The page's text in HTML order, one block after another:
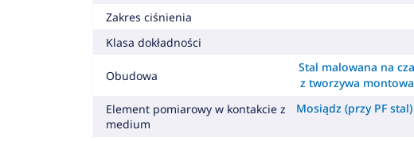
Zakres ciśnienia
Klasa dokładności
Obudowa
Stal malowana na
z tworzywa
Element pomiarowy w kontakcie z
medium
Mosiądz (przy PF